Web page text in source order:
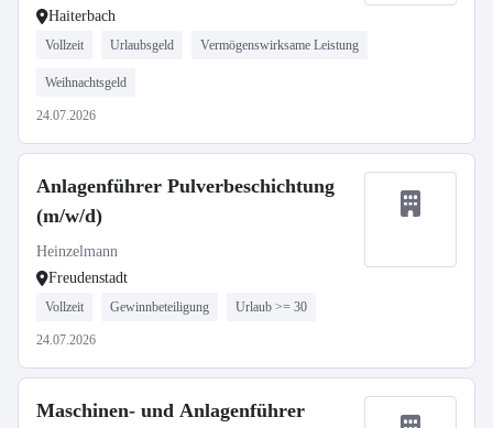
Haiterbach
Vollzeit Urlaubsgeld Vermögenswirksame Leistung
Weihnachtsgeld
24.07.2026
Anlagenführer Pulverbeschichtung
(m/w/d)
Heinzelmann
Freudenstadt
Vollzeit Gewinnbeteiligung Urlaub >= 30
24.07.2026
Maschinen- und Anlagenführer